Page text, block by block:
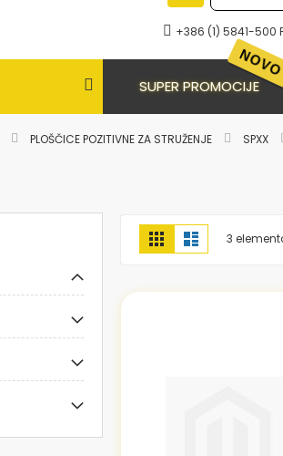
+386 (1) 5841-
SUPER PROMOCIJE
PLOŠČICE POZITIVNE ZA STRUŽENJE SPXX
Prikaži
kot
MrežaSeznam
3